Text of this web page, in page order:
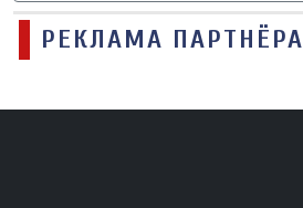
РЕКЛАМА ПАРТНЁРА